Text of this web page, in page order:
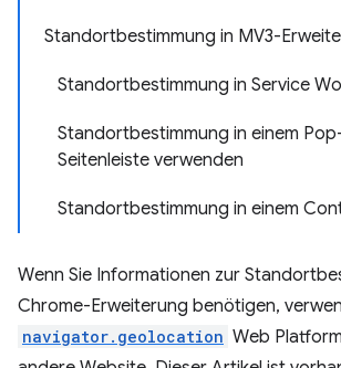
Standortbestimmung in MV3-
Standortbestimmung in Service
Standortbestimmung in einem
Seitenleiste verwenden
Standortbestimmung in einem
Wenn Sie Informationen zur
Chrome-Erweiterung benötigen,
navigator.geolocation Web